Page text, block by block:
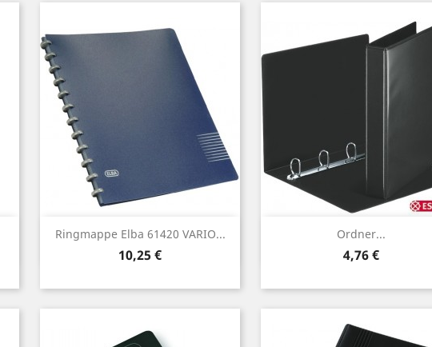
Ringmappe Elba 61420 VARIO...
Preis
10,25 €
 Vorschau Ordner...
Preis
4,76 €
Vorschau